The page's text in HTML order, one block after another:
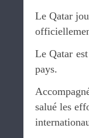
Le Qatar
Le Qatar
pays.
salué les